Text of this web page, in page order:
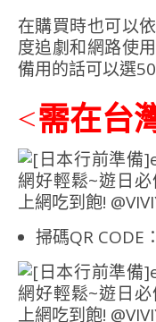
在購買時也可以
度追劇和網路使
備用的話可以選
<需在台
掃碼QR CODE